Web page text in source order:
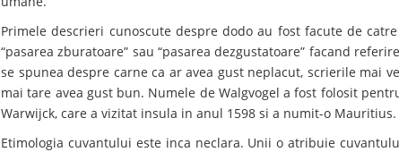
Primele descrieri cunoscute despre dodo au fost facute de
“pasarea zburatoare” sau “pasarea dezgustatoare” facand
se spunea despre carne ca ar avea gust neplacut, scrierile mai
mai tare avea gust bun. Numele de Walgvogel a fost folosit
Warwijck, care a vizitat insula in anul 1598 si a numit-o Mauritius.
Etimologia cuvantului este inca neclara. Unii o atribuie